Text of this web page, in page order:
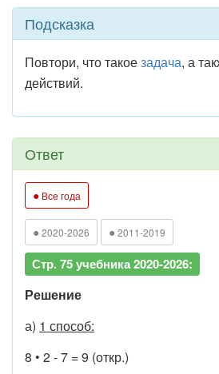
Подсказка
Повтори, что такоезадача, а
действий.
Ответ
● Все года
● 2020-2026 ● 2011-2019
Стр. 75 учебника 2020-2026:
Решение
а) 1 способ:
8 • 2 - 7 = 9 (откр.)